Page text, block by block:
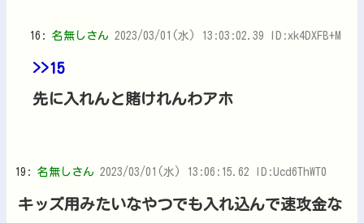
16: 名無しさん 2023/03/01(水) 13:03:02.39 ID:xk4DXFB+M
>>15
先に入れんと賭けれんわアホ
19: 名無しさん 2023/03/01(水) 13:06:15.62 ID:Ucd6ThWT0
キッズ用みたいなやつでも入れ込んで速攻金な